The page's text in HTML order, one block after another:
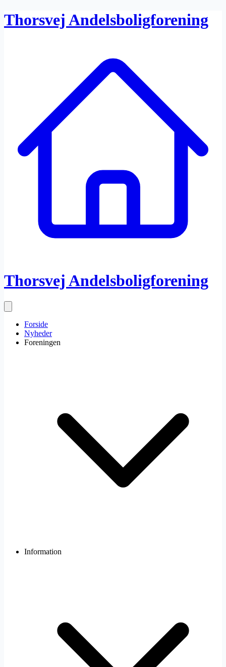
Thorsvej Andelsboligforening
Thorsvej Andelsboligforening
Forside
Nyheder
Foreningen
Information